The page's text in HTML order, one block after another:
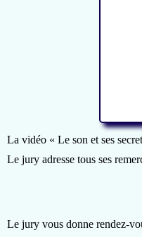
La vidéo « Le son et ses
Le jury adresse tous ses
Le jury vous donne rendez-